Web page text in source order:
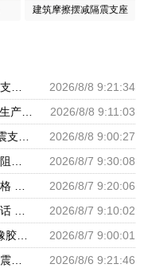
建筑摩擦摆减隔震支座
2026/8/8 9:21:34
2026/8/8 9:11:03
2026/8/8 9:00:27
2026/8/7 9:30:08
2026/8/7 9:20:06
2026/8/7 9:10:02
2026/8/7 9:00:01
2026/8/6 9:21:46